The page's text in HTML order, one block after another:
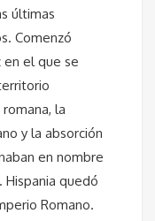
últimas
Comenzó
el que se
la
y la absorción
en nombre
Hispania quedó
Romano.